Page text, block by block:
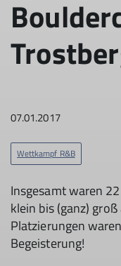
07.01.2017
Wettkampf R&B
Insgesamt waren
klein bis (ganz)
Platzierungen
Begeisterung!